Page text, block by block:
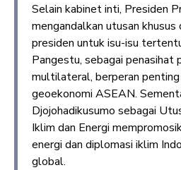
Selain kabinet inti, Presiden
mengandalkan utusan khusus
presiden untuk isu-isu
Pangestu, sebagai penasihat
multilateral, berperan
geoekonomi ASEAN.
Djojohadikusumo sebagai
Iklim dan Energi
energi dan diplomasi iklim
global.